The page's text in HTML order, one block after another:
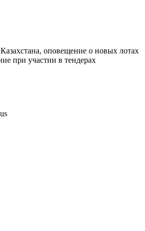
оповещение о новых лотах
при участии в тендерах